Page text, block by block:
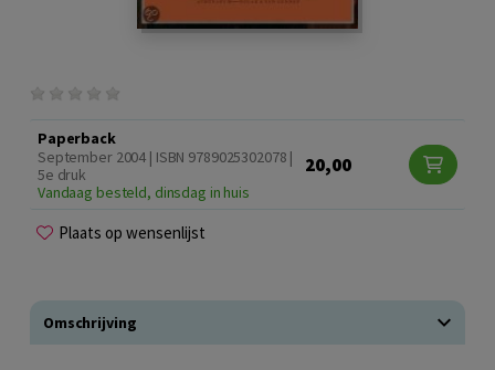
Paperback
September 2004 | ISBN 9789025302078 |
5e druk
Vandaag besteld, dinsdag in huis
20,00
Plaats op wensenlijst
Omschrijving